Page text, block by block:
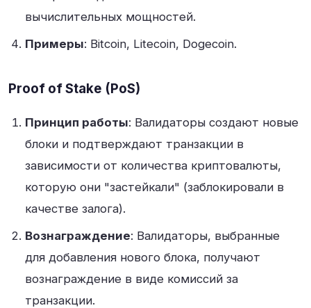
вычислительных мощностей.
Примеры: Bitcoin, Litecoin, Dogecoin.
Proof of Stake (PoS)
Принцип работы: Валидаторы создают новые
блоки и подтверждают транзакции в
зависимости от количества криптовалюты,
которую они "застейкали" (заблокировали в
качестве залога).
Вознаграждение: Валидаторы, выбранные
для добавления нового блока, получают
вознаграждение в виде комиссий за
транзакции.